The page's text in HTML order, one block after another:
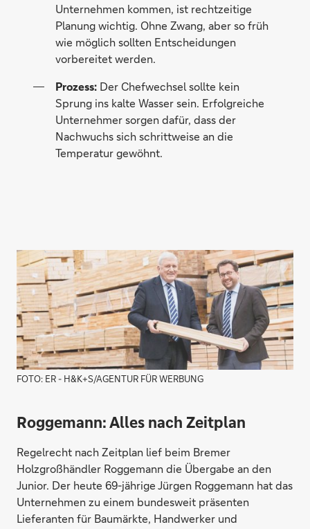
Unternehmen kommen, ist rechtzeitige
Planung wichtig. Ohne Zwang, aber so früh
wie möglich sollten Entscheidungen
vorbereitet werden.
Prozess: Der Chefwechsel sollte kein
Sprung ins kalte Wasser sein. Erfolgreiche
Unternehmer sorgen dafür, dass der
Nachwuchs sich schrittweise an die
Temperatur gewöhnt.
FOTO: ER - H&K+S/AGENTUR FÜR WERBUNG
Roggemann:Alles nach Zeitplan
Regelrecht nach Zeitplan lief beim Bremer
Holzgroßhändler Roggemann die Übergabe an den
Junior. Der heute 69-jährige Jürgen Roggemann hat das
Unternehmen zu einem bundesweit präsenten
Lieferanten für Baumärkte, Handwerker und